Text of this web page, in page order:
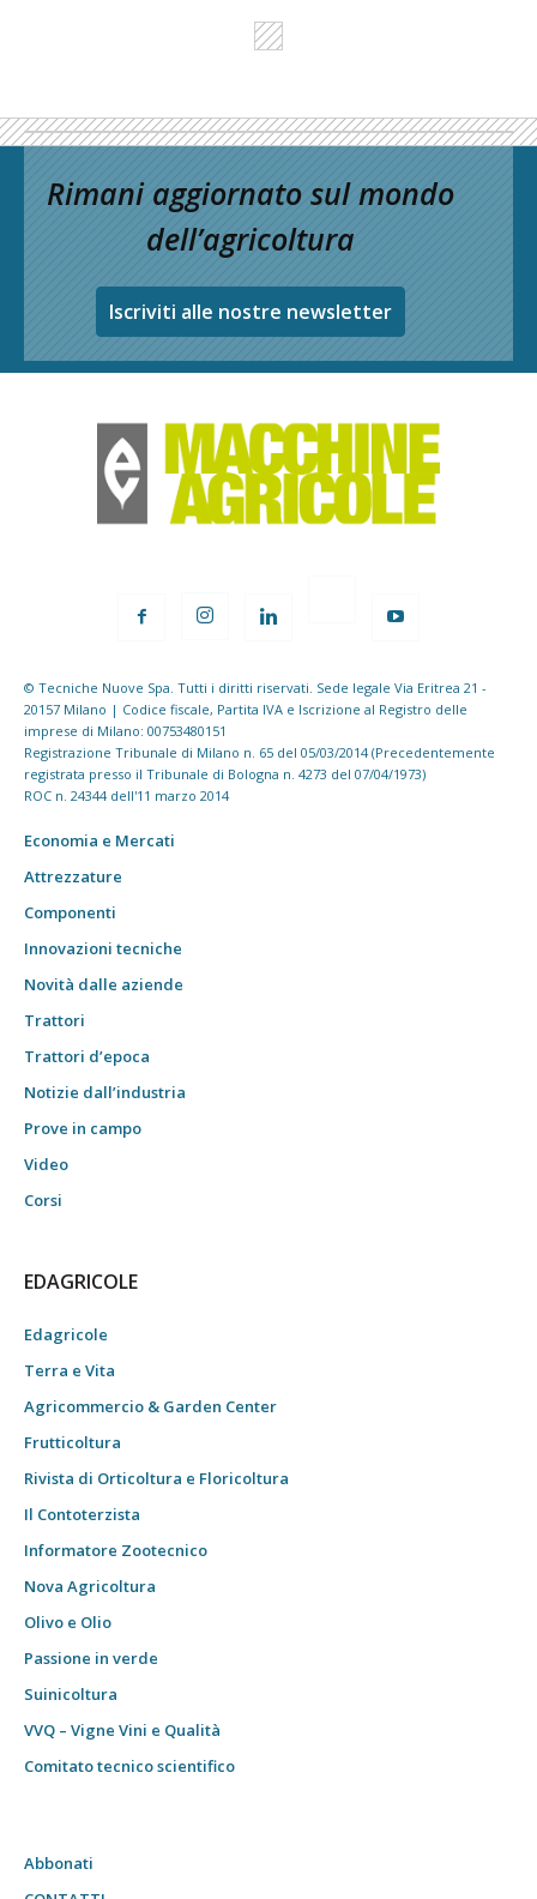
Rimani aggiornato sul mondo
dell’agricoltura
Iscriviti alle nostre newsletter
© Tecniche Nuove Spa. Tutti i diritti riservati. Sede legale Via Eritrea 21 -
20157 Milano | Codice fiscale, Partita IVA e Iscrizione al Registro delle
imprese di Milano: 00753480151
Registrazione Tribunale di Milano n. 65 del 05/03/2014 (Precedentemente
registrata presso il Tribunale di Bologna n. 4273 del 07/04/1973)
ROC n. 24344 dell'11 marzo 2014
Economia e Mercati
Attrezzature
Componenti
Innovazioni tecniche
Novità dalle aziende
Trattori
Trattori d’epoca
Notizie dall’industria
Prove in campo
Video
Corsi
EDAGRICOLE
Edagricole
Terra e Vita
Agricommercio & Garden Center
Frutticoltura
Rivista di Orticoltura e Floricoltura
Il Contoterzista
Informatore Zootecnico
Nova Agricoltura
Olivo e Olio
Passione in verde
Suinicoltura
VVQ – Vigne Vini e Qualità
Comitato tecnico scientifico
Abbonati